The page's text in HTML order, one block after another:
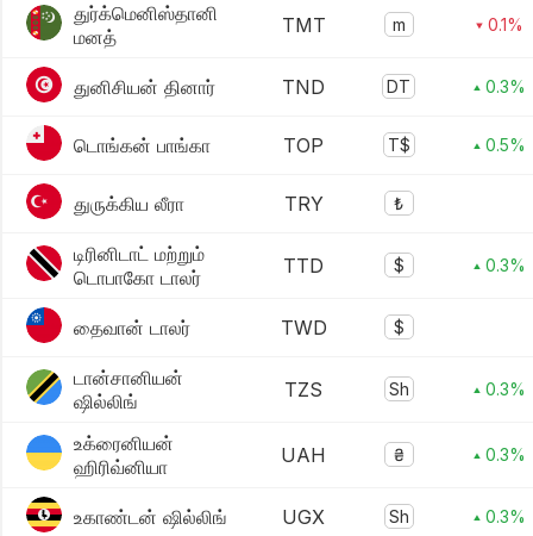
துர்க்மெனிஸ்தானி
மனத்
TMT m ▾ 0.1%
துனிசியன் தினார் TND DT ▴ 0.3%
டொங்கன் பாங்கா TOP T$ ▴ 0.5%
துருக்கிய லீரா TRY ₺
டிரினிடாட் மற்றும்
டொபாகோ டாலர்
TTD $ ▴ 0.3%
தைவான் டாலர் TWD $
டான்சானியன்
ஷில்லிங்
TZS Sh ▴ 0.3%
உக்ரைனியன்
ஹிரிவ்னியா
UAH ₴ ▴ 0.3%
உகாண்டன் ஷில்லிங் UGX Sh ▴ 0.3%